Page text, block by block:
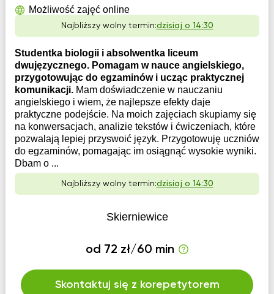
Możliwość zajęć online
Najbliższy wolny termin:dzisiaj o 14:30
Studentka biologii i absolwentka liceum
dwujęzycznego. Pomagam w nauce angielskiego,
przygotowując do egzaminów i ucząc praktycznej
komunikacji. Mam doświadczenie w nauczaniu
angielskiego i wiem, że najlepsze efekty daje
praktyczne podejście. Na moich zajęciach skupiamy się
na konwersacjach, analizie tekstów i ćwiczeniach, które
pozwalają lepiej przyswoić język. Przygotowuję uczniów
do egzaminów, pomagając im osiągnąć wysokie wyniki.
Dbam o ...
Najbliższy wolny termin:dzisiaj o 14:30
Skierniewice
od 72 zł/60 min
Skontaktuj się z korepetytorem